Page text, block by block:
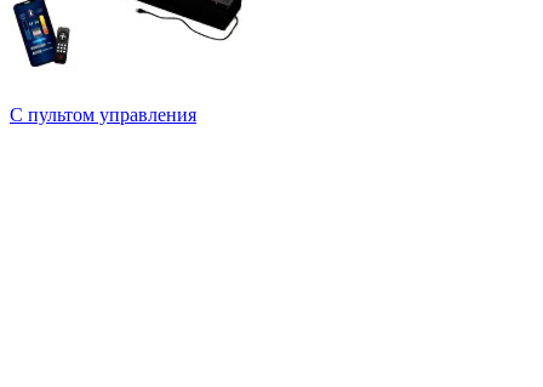
С пультом управления